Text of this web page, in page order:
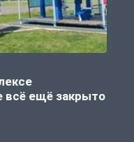
всё ещё закрыто